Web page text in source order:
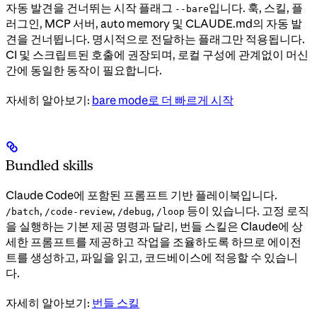
자동 발견을 건너뛰는 시작 플래그 --bare입니다. 훅, 스킬, 플
러그인, MCP 서버, auto memory 및 CLAUDE.md의 자동 발
견을 건너뜁니다. 명시적으로 전달하는 플래그만 적용됩니다.
CI 및 스크립트된 호출에 권장되며, 로컬 구성에 관계없이 머신
간에 동일한 동작이 필요합니다.
자세히 알아보기: bare mode로 더 빠르게 시작
Bundled skills
Claude Code에 포함된 프롬프트 기반 플레이북입니다.
/batch, /code-review, /debug, /loop 등이 있습니다. 고정 로직
을 실행하는 기본 제공 명령과 달리, 번들 스킬은 Claude에 상
세한 프롬프트를 제공하고 작업을 조율하도록 하므로 에이전
트를 생성하고, 파일을 읽고, 코드베이스에 적응할 수 있습니
다.
자세히 알아보기: 번들 스킬